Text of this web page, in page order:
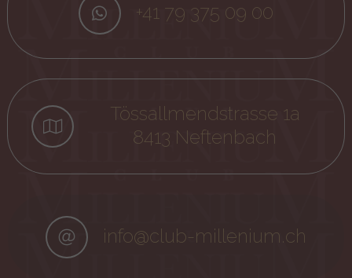
+41 79 375 09 00
Tössallmendstrasse 1a
8413 Neftenbach
info@club-millenium.ch